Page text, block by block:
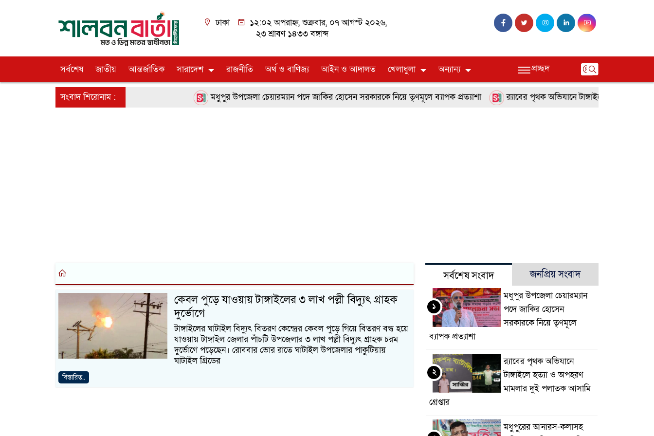
ঢাকা
১২:০২ অপরাহ্ন, শুক্রবার, ০৭ আগস্ট ২০২৬,
২৩ শ্রাবণ ১৪৩৩ বঙ্গাব্দ
সর্বশেষ জাতীয় আন্তর্জাতিক সারাদেশ রাজনীতি অর্থ ও বাণিজ্য আইন ও আদালত খেলাধুলা অন্যান্য প্রচ্ছদ
সংবাদ শিরোনাম : মধুপুর উপজেলা চেয়ারম্যান পদে জাকির হোসেন সরকারকে নিয়ে তৃণমূলে ব্যাপক প্রত্যাশা র‌্যাবের পৃথক অভিযানে টাঙ্গাইলে হত্যা ও অপহরণ
কেবল পুড়ে যাওয়ায় টাঙ্গাইলের ৩ লাখ পল্লী বিদ্যুৎ গ্রাহক
দুর্ভোগে
টাঙ্গাইলের ঘাটাইল বিদ্যুৎ বিতরণ কেন্দ্রের কেবল পুড়ে গিয়ে বিতরণ বন্ধ হয়ে
যাওয়ায় টাঙ্গাইল জেলার পাঁচটি উপজেলার ৩ লাখ পল্লী বিদ্যুৎ গ্রাহক চরম
দুর্ভোগে পড়েছেন। রোববার ভোর রাতে ঘাটাইল উপজেলার পাকুটিয়ায়
ঘাটাইল গ্রিডের
বিস্তারিত..
সর্বশেষ সংবাদ জনপ্রিয় সংবাদ
মধুপুর উপজেলা চেয়ারম্যান
পদে জাকির হোসেন
সরকারকে নিয়ে তৃণমূলে
ব্যাপক প্রত্যাশা
১
র‌্যাবের পৃথক অভিযানে
টাঙ্গাইলে হত্যা ও অপহরণ
মামলার দুই পলাতক আসামি
গ্রেপ্তার
২
মধুপুরের আনারস-কলাসহ